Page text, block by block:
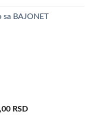
sa BAJONET
RSDCurrent